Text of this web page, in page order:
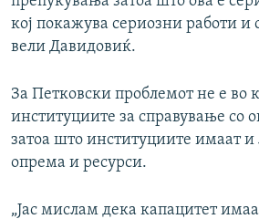
кој покажува сериозни работи и
вели Давидовиќ.
За Петковски проблемот не е во
институциите за справување со
затоа што институциите имаат и
опрема и ресурси.
„Јас мислам дека капацитет